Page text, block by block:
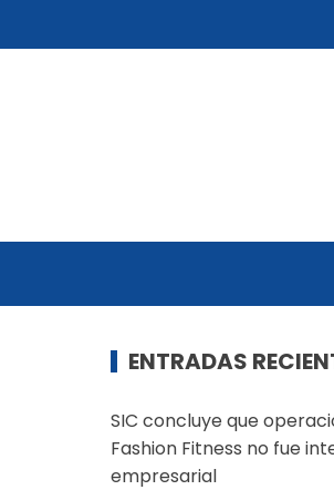
ENTRADAS
SIC concluye que
Fashion Fitness no fue
empresarial